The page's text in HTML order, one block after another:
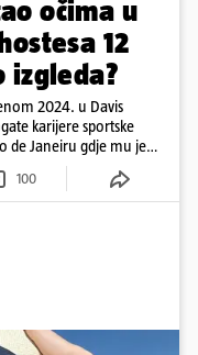
očima u
12
izgleda?
2024. u Davis
karijere sportske
de Janeiru gdje mu je
100